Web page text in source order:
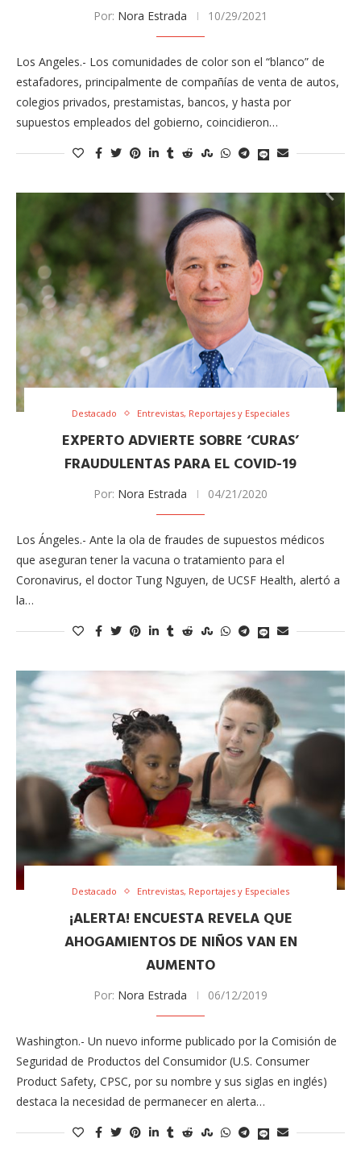
Por: Nora Estrada 10/29/2021
Los Angeles.- Los comunidades de color son el “blanco” de
estafadores, principalmente de compañías de venta de autos,
colegios privados, prestamistas, bancos, y hasta por
supuestos empleados del gobierno, coincidieron…
Destacado Entrevistas, Reportajes y Especiales
EXPERTO ADVIERTE SOBRE ‘CURAS’
FRAUDULENTAS PARA EL COVID-19
Por: Nora Estrada 04/21/2020
Los Ángeles.- Ante la ola de fraudes de supuestos médicos
que aseguran tener la vacuna o tratamiento para el
Coronavirus, el doctor Tung Nguyen, de UCSF Health, alertó a
la…
Destacado Entrevistas, Reportajes y Especiales
¡ALERTA! ENCUESTA REVELA QUE
AHOGAMIENTOS DE NIÑOS VAN EN
AUMENTO
Por: Nora Estrada 06/12/2019
Washington.- Un nuevo informe publicado por la Comisión de
Seguridad de Productos del Consumidor (U.S. Consumer
Product Safety, CPSC, por su nombre y sus siglas en inglés)
destaca la necesidad de permanecer en alerta…